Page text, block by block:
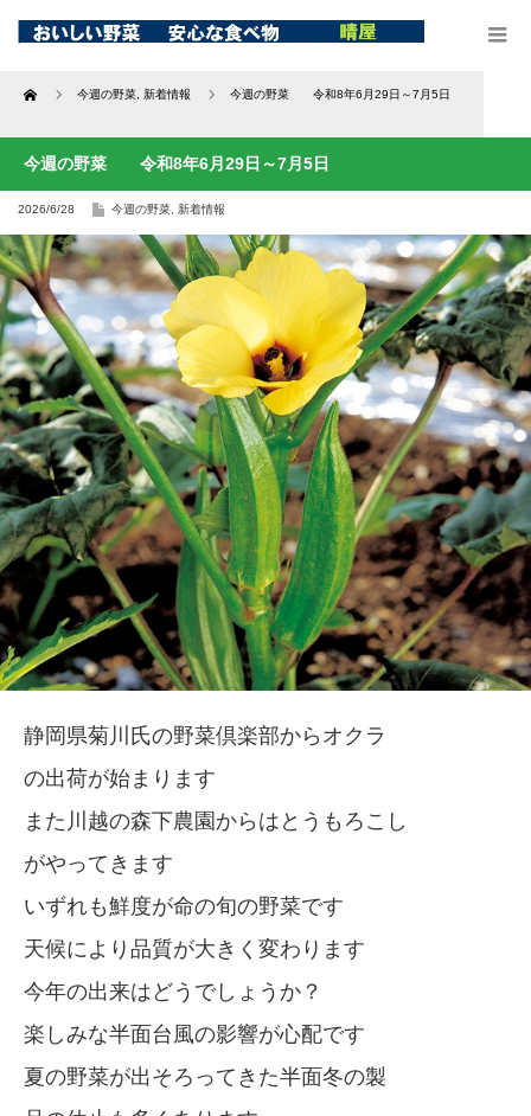
Home 今週の野菜 新着情報 今週の野菜 令和8年6月29日～7月5日
今週の野菜 令和8年6月29日～7月5日
2026/6/28 今週の野菜 新着情報
静岡県菊川氏の野菜倶楽部からオクラ
の出荷が始まります
また川越の森下農園からはとうもろこし
がやってきます
いずれも鮮度が命の旬の野菜です
天候により品質が大きく変わります
今年の出来はどうでしょうか？
楽しみな半面台風の影響が心配です
夏の野菜が出そろってきた半面冬の製